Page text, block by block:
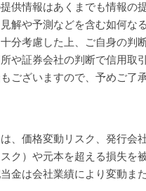
供情報はあくまでも情報の
解や予測などを含む如何な
分考慮した上、ご自身の判
や証券会社の判断で信用取
ございますので、予めご了
、価格変動リスク、発行
ク）や元本を超える損失
金は会社業績により変動